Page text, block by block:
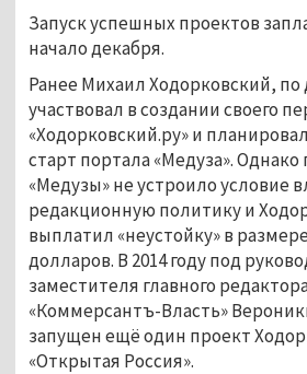
Запуск успешных проектов
начало декабря.
Ранее Михаил Ходорковский,
участвовал в создании своего
«Ходорковский.ру» и
старт портала «Медуза». Однако
«Медузы» не устроило условие
редакционную политику и
выплатил «неустойку» в
долларов. В 2014 году под
заместителя главного
«Коммерсантъ-Власть»
запущен ещё один проект
«Открытая Россия».